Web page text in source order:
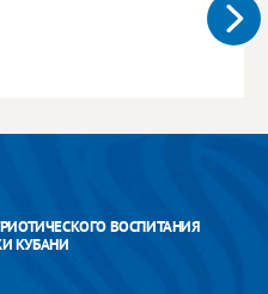
ВОСПИТАНИЯ
КУБАНИ